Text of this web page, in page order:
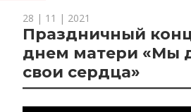
28 | 11 | 2021
Праздничный
днем матери «Мы
свои сердца»